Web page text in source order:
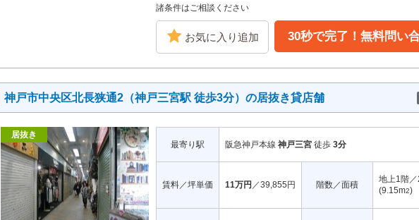
諸条件はご相談ください
お気に入り追加 30秒で完了！無料問い
神戸市中央区北長狭通2（神戸三宮駅 徒歩3分）の居抜き貸店舗
居抜き
最寄り駅 阪急神戸本線 神戸三宮 徒歩 3分
賃料／坪単価 11万円 ／39,855円 階数／面積
地上1階
(9.15m2)